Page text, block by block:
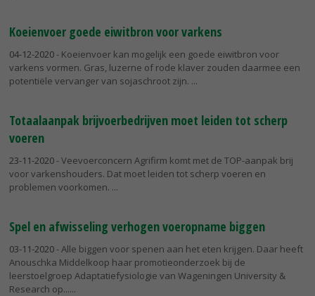
Koeienvoer goede eiwitbron voor varkens
04-12-2020- Koeienvoer kan mogelijk een goede eiwitbron voor
varkens vormen. Gras, luzerne of rode klaver zouden daarmee een
potentiële vervanger van sojaschroot zijn.
Totaalaanpak brijvoerbedrijven moet leiden tot scherp
voeren
23-11-2020- Veevoerconcern Agrifirm komt met de TOP-aanpak brij
voor varkenshouders. Dat moet leiden tot scherp voeren en
problemen voorkomen.
Spel en afwisseling verhogen voeropname biggen
03-11-2020- Alle biggen voor spenen aan het eten krijgen. Daar heeft
Anouschka Middelkoop haar promotieonderzoek bij de
leerstoelgroep Adaptatiefysiologie van Wageningen University &
Research op...